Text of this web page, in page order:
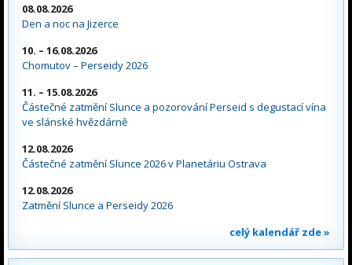
08.08.2026
Den a noc na Jizerce
10. – 16.08.2026
Chomutov – Perseidy 2026
11. – 15.08.2026
Částečné zatmění Slunce a pozorování Perseid s degustací vína
ve slánské hvězdárně
12.08.2026
Částečné zatmění Slunce 2026 v Planetáriu Ostrava
12.08.2026
Zatmění Slunce a Perseidy 2026
celý kalendář zde »